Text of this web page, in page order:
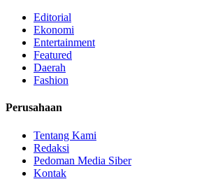
Editorial
Ekonomi
Entertainment
Featured
Daerah
Fashion
Perusahaan
Tentang Kami
Redaksi
Pedoman Media Siber
Kontak